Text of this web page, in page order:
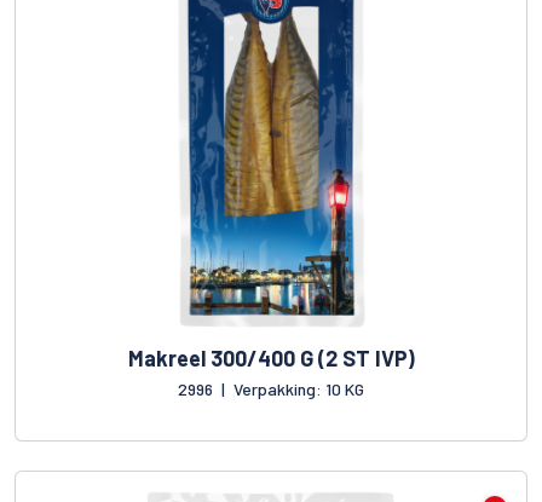
Makreel 300/400 G (2 ST IVP)
2996 | Verpakking: 10 KG